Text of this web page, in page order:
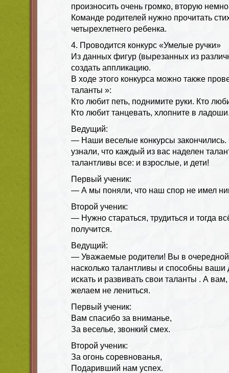
произносить очень громко, вторую
Команде родителей нужно прочитать
четырехлетнего ребенка.
4. Проводится конкурс «Умелые ручки»
Из данных фигур (вырезанных из
создать аппликацию.
В ходе этого конкурса можно также
таланты »:
Кто любит петь, поднимите руки. Кто
Кто любит танцевать, хлопните в
Ведущий:
— Наши веселые конкурсы
узнали, что каждый из вас наделен
талантливы все: и взрослые, и дети!
Первый ученик:
— А мы поняли, что наш спор не имел
Второй ученик:
— Нужно стараться, трудиться и тогда
получится.
Ведущий:
— Уважаемые родители! Вы в очередной
насколько талантливы и способны ваши
искать и развивать свои таланты . А
желаем не лениться.
Первый ученик:
Вам спасибо за вниманье,
За веселье, звонкий смех.
Второй ученик:
За огонь соревнованья,
Подаривший нам успех.